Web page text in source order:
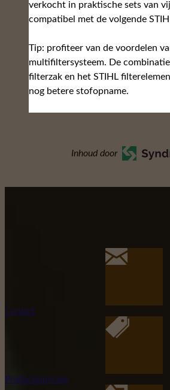
verkocht in praktische sets van
compatibel met de volgende
Tip: profiteer van de voordelen
multifiltersysteem. De
filterzak en het STIHL
nog betere stofopname.
Inhoud door
Contact
Productaanvraag